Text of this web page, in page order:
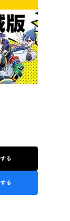
る
る